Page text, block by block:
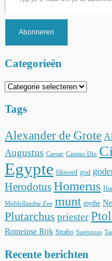
Abonneren
Categorieën
Categorieën
Tags
Alexander de Grote
Augustus Caesar Cassius Dio
Egypte filosoof god
HerodotusHomerus
Middellandse Zee munt mythe
Plutarchus priester
Romeinse Rijk Strabo Suetonius
Recente berichten